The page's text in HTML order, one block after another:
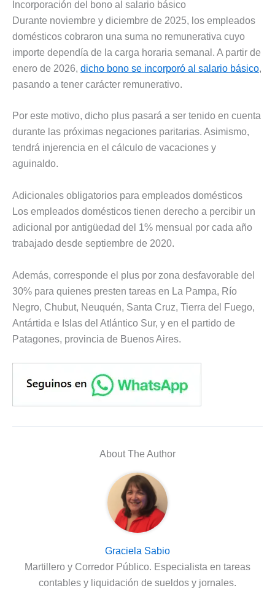
Incorporación del bono al salario básico
Durante noviembre y diciembre de 2025, los empleados
domésticos cobraron una suma no remunerativa cuyo
importe dependía de la carga horaria semanal. A partir de
enero de 2026, dicho bono se incorporó al salario básico,
pasando a tener carácter remunerativo.
Por este motivo, dicho plus pasará a ser tenido en cuenta
durante las próximas negaciones paritarias. Asimismo,
tendrá injerencia en el cálculo de vacaciones y
aguinaldo.
Adicionales obligatorios para empleados domésticos
Los empleados domésticos tienen derecho a percibir un
adicional por antigüedad del 1% mensual por cada año
trabajado desde septiembre de 2020.
Además, corresponde el plus por zona desfavorable del
30% para quienes presten tareas en La Pampa, Río
Negro, Chubut, Neuquén, Santa Cruz, Tierra del Fuego,
Antártida e Islas del Atlántico Sur, y en el partido de
Patagones, provincia de Buenos Aires.
About The Author
Graciela Sabio
Martillero y Corredor Público. Especialista en tareas
contables y liquidación de sueldos y jornales.